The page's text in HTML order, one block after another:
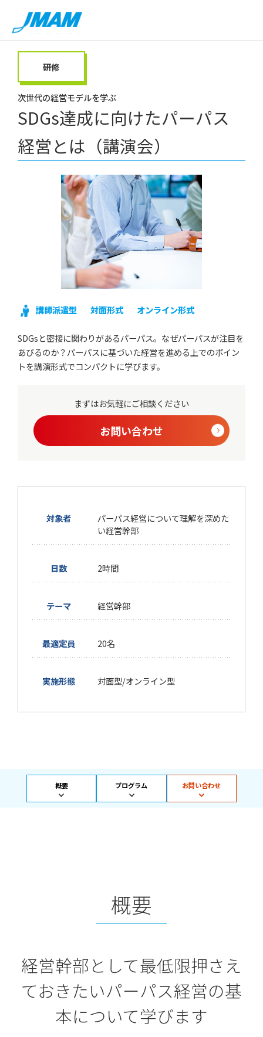
研修
次世代の経営モデルを学ぶ
SDGs達成に向けたパーパス
経営とは（講演会）
講師派遣型 対面形式 オンライン形式
SDGsと密接に関わりがあるパーパス。なぜパーパスが注目を
あびるのか？パーパスに基づいた経営を進める上でのポイン
トを講演形式でコンパクトに学びます。
まずはお気軽にご相談ください
お問い合わせ
対象者
パーパス経営について理解を深めた
い経営幹部
日数 2時間
テーマ 経営幹部
最適定員 20名
実施形態 対面型/オンライン型
概要 プログラム お問い合わせ
概要
経営幹部として最低限押さえ
ておきたいパーパス経営の基
本について学びます